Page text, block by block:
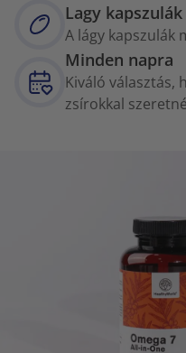
Lagy kapszulák
A lágy kapszulák
Minden napra
Kiváló választás,
zsírokkal